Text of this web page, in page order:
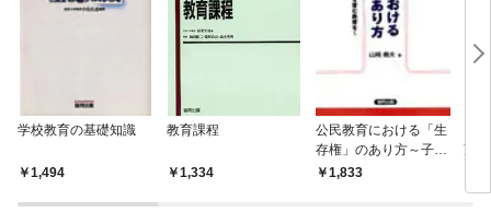
学校教育の基礎知識
1,494
教育課程
1,334
公民教育における「生
存権」のあり方～子ど
もに願い・自律意志を
1,833
望